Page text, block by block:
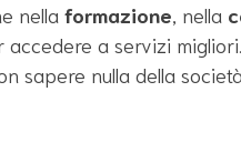
nella formazione, nella
accedere a servizi
sapere nulla della